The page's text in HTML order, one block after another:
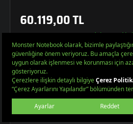
60.119,00 TL
5,009.92 TL x 12 ay'a varan Taksit Seçenekleri
SEPETE EKLE